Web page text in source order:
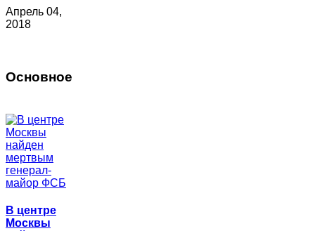
Апрель 04,
2018
Основное
В центре
Москвы